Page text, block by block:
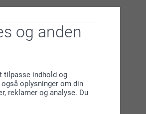
og anden
tilpasse indhold og
oplysninger om din
reklamer og analyse. Du